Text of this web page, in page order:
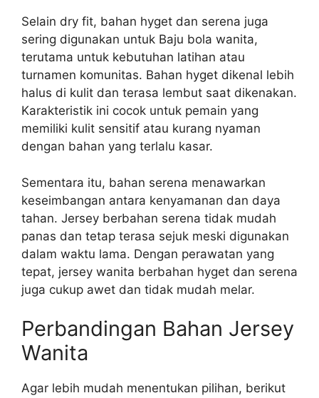
Selain dry fit, bahan hyget dan serena juga
sering digunakan untuk Baju bola wanita,
terutama untuk kebutuhan latihan atau
turnamen komunitas. Bahan hyget dikenal lebih
halus di kulit dan terasa lembut saat dikenakan.
Karakteristik ini cocok untuk pemain yang
memiliki kulit sensitif atau kurang nyaman
dengan bahan yang terlalu kasar.
Sementara itu, bahan serena menawarkan
keseimbangan antara kenyamanan dan daya
tahan. Jersey berbahan serena tidak mudah
panas dan tetap terasa sejuk meski digunakan
dalam waktu lama. Dengan perawatan yang
tepat, jersey wanita berbahan hyget dan serena
juga cukup awet dan tidak mudah melar.
Perbandingan Bahan Jersey
Wanita
Agar lebih mudah menentukan pilihan, berikut